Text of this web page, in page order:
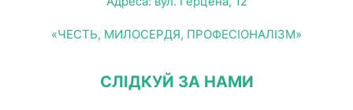
«ЧЕСТЬ, МИЛОСЕРДЯ, ПРОФЕСІОНАЛІЗМ»
СЛІДКУЙ ЗА НАМИ